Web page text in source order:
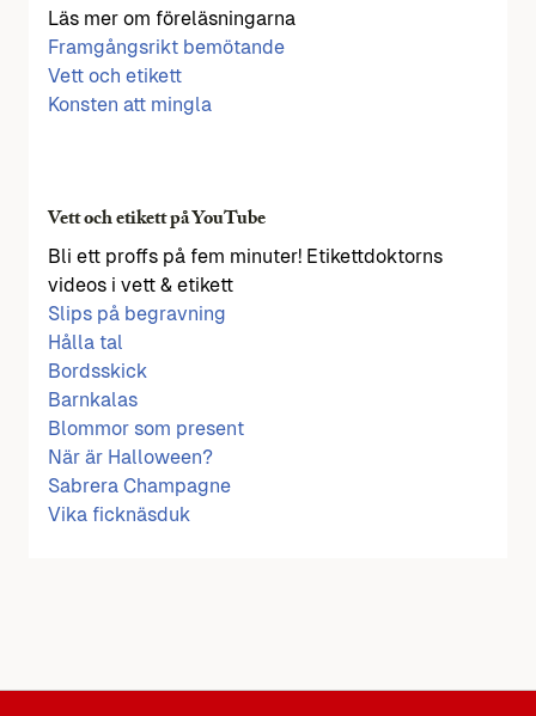
Läs mer om föreläsningarna
Framgångsrikt bemötande
Vett och etikett
Konsten att mingla
Vett och etikett på YouTube
Bli ett proffs på fem minuter! Etikettdoktorns
videos i vett & etikett
Slips på begravning
Hålla tal
Bordsskick
Barnkalas
Blommor som present
När är Halloween?
Sabrera Champagne
Vika ficknäsduk